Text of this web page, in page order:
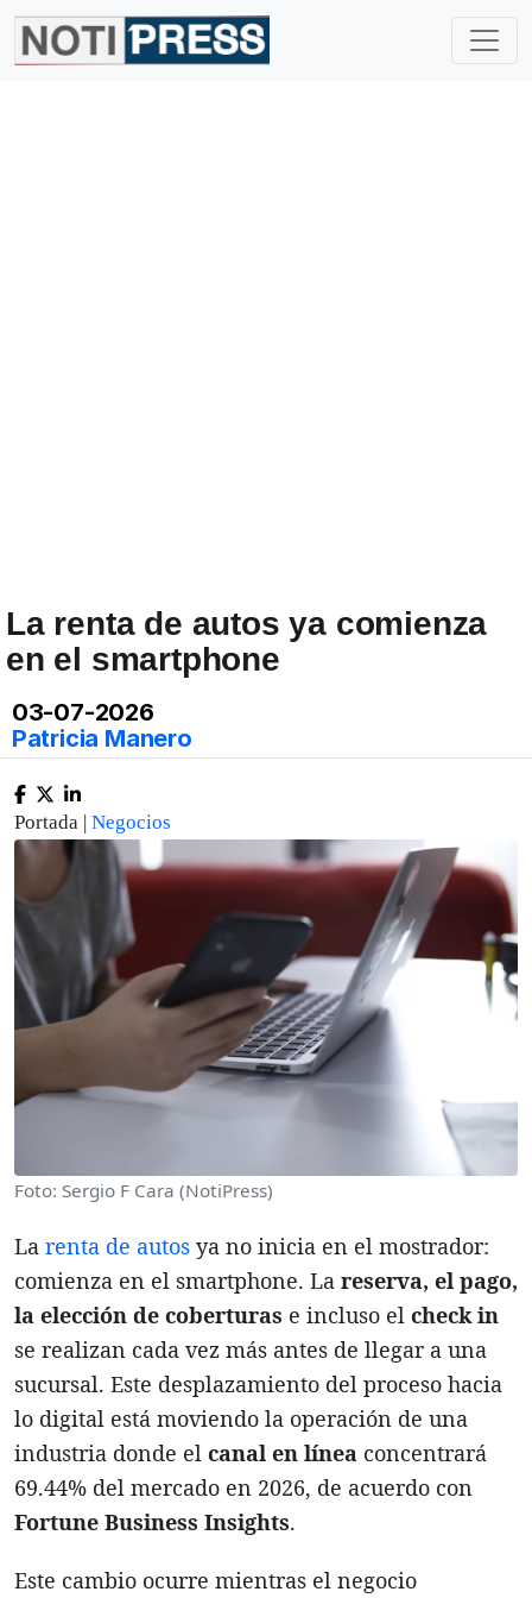
La renta de autos ya comienza
en el smartphone
03-07-2026
Patricia Manero
Portada | Negocios
Foto: Sergio F Cara (NotiPress)
La renta de autos ya no inicia en el mostrador:
comienza en el smartphone. La reserva, el pago,
la elección de coberturas e incluso el check in
se realizan cada vez más antes de llegar a una
sucursal. Este desplazamiento del proceso hacia
lo digital está moviendo la operación de una
industria donde el canal en línea concentrará
69.44% del mercado en 2026, de acuerdo con
Fortune Business Insights.
Este cambio ocurre mientras el negocio